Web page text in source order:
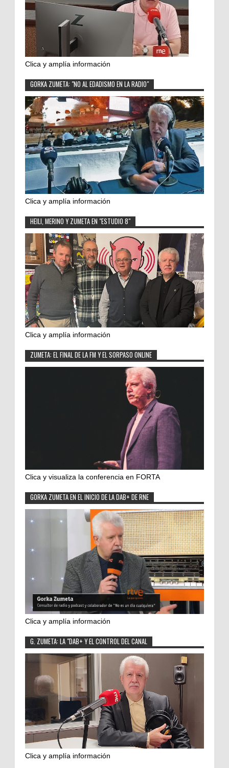
Clica y amplía información
GORKA ZUMETA: "NO AL EDADISMO EN LA RADIO"
Clica y amplía información
HEILI, MERINO Y ZUMETA EN "ESTUDIO 8"
Clica y amplía información
ZUMETA: EL FINAL DE LA FM Y EL SORPASO ONLINE
Clica y visualiza la conferencia en FORTA
GORKA ZUMETA EN EL INICIO DE LA DAB+ DE RNE
Clica y amplía información
G. ZUMETA: LA "DAB+ Y EL CONTROL DEL CANAL
Clica y amplía información